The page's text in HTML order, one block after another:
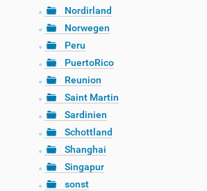
Nordirland
Norwegen
Peru
PuertoRico
Reunion
Saint Martin
Sardinien
Schottland
Shanghai
Singapur
sonst